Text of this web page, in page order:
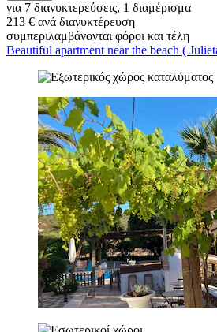
για 7 διανυκτερεύσεις, 1 διαμέρισμα
213 € ανά διανυκτέρευση
συμπεριλαμβάνονται φόροι και τέλη
Beautiful apartment near the beach (